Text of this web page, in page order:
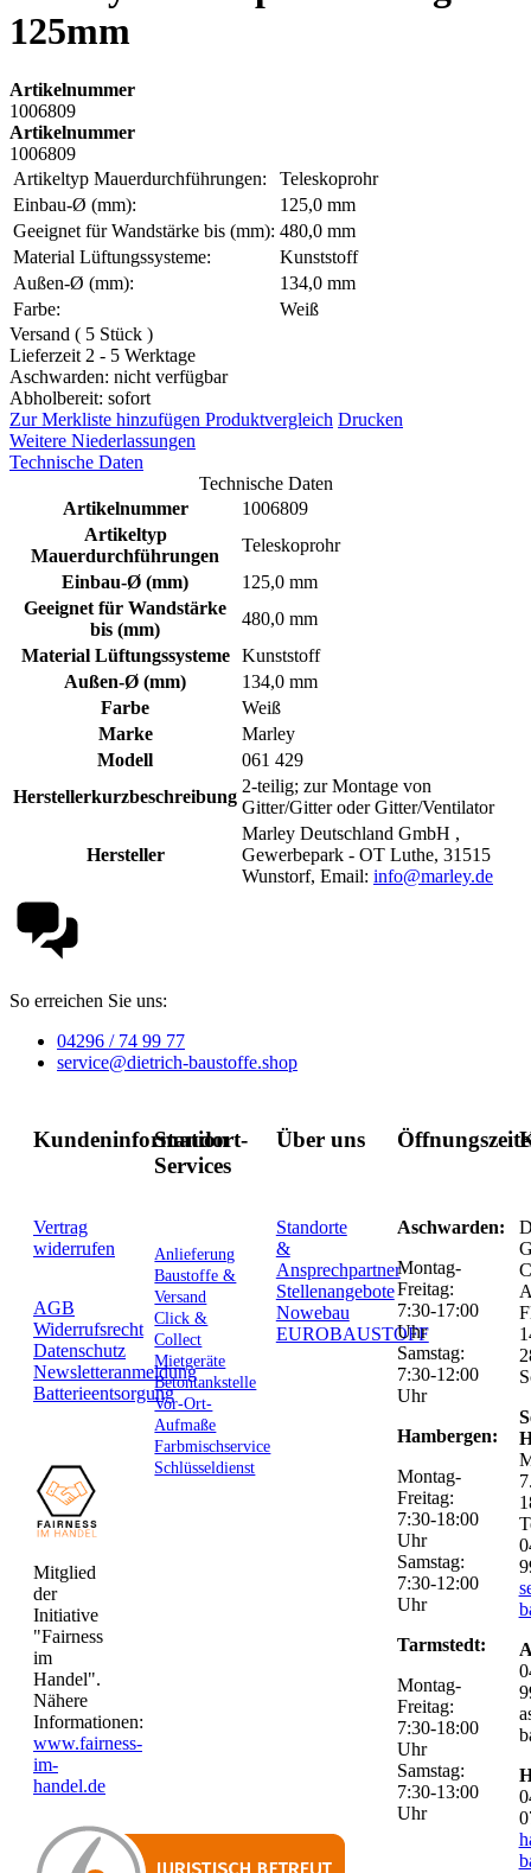
125mm
Artikelnummer
1006809
Artikelnummer
1006809
Artikeltyp Mauerdurchführungen:
Teleskoprohr
Einbau-Ø (mm):
125,0 mm
Geeignet für Wandstärke bis (mm): 480,0 mm
Material Lüftungssysteme:
Kunststoff
Außen-Ø (mm):
134,0 mm
Farbe:
Weiß
Versand ( 5 Stück )
Lieferzeit 2 - 5 Werktage
Aschwarden: nicht verfügbar
Abholbereit: sofort
Zur Merkliste hinzufügen Produktvergleich Drucken
Weitere Niederlassungen
Technische Daten
Technische Daten
Artikelnummer
1006809
Artikeltyp
Mauerdurchführungen
Teleskoprohr
Einbau-Ø (mm)
125,0 mm
Geeignet für Wandstärke
bis (mm)
480,0 mm
Material Lüftungssysteme
Kunststoff
Außen-Ø (mm)
134,0 mm
Farbe
Weiß
Marke
Marley
Modell
061 429
Herstellerkurzbeschreibung
2-teilig; zur Montage von
Gitter/Gitter oder Gitter/Ventilator
Hersteller
Marley Deutschland GmbH ,
Gewerbepark - OT Luthe, 31515
Wunstorf, Email: info@marley.de
So erreichen Sie uns:
04296 / 74 99 77
service@dietrich-baustoffe.shop
Kundeninformation
Vertrag
widerrufen
AGB
Widerrufsrecht
Datenschutz
Newsletteranmeldung
Batterieentsorgung
Mitglied
der
Initiative
"Fairness
im
Handel".
Nähere
Informationen:
www.fairness-
im-
handel.de
Standort-
Services
Anlieferung
Baustoffe &
Versand
Click &
Collect
Mietgeräte
Betontankstelle
Vor-Ort-
Aufmaße
Farbmischservice
Schlüsseldienst
Über uns
Standorte
&
Ansprechpartner
Stellenangebote
Nowebau
EUROBAUSTOFF
Aschwarden:
Montag-
Freitag:
7:30-17:00
Uhr
Samstag:
7:30-12:00
Uhr
Hambergen:
Montag-
Freitag:
7:30-18:00
Uhr
Samstag:
7:30-12:00
Uhr
Tarmstedt:
Montag-
Freitag:
7:30-18:00
Uhr
Samstag:
7:30-13:00
Uhr